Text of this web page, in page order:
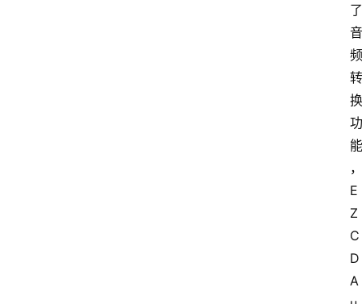
了
音
频
转
换
功
能
，
E
Z
C
D
A